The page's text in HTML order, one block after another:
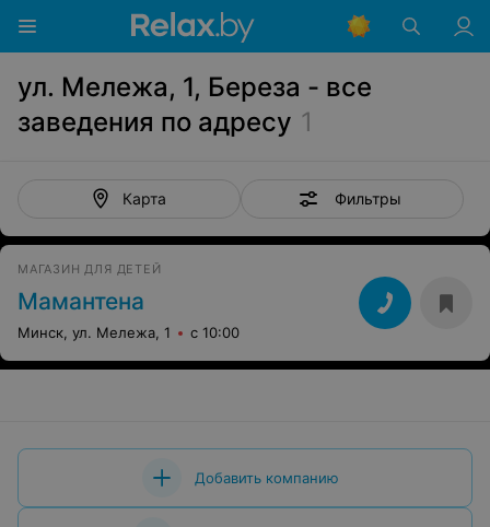
ул. Мележа, 1, Береза - все
заведения по адресу 1
Карта Фильтры
МАГАЗИН ДЛЯ ДЕТЕЙ
Мамантена
Минск, ул. Мележа, 1 с 10:00
Добавить компанию